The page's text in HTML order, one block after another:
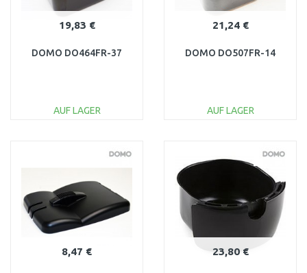
19,83 €
DOMO DO464FR-37
AUF LAGER
21,24 €
DOMO DO507FR-14
AUF LAGER
Vergleichen
8,47 € 23,80 €